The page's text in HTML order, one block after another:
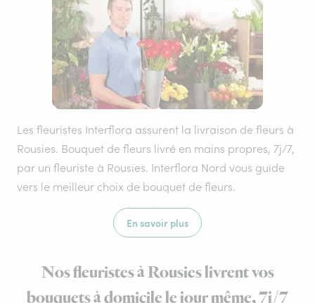
Les fleuristes Interflora assurent la livraison de fleurs à
Rousies. Bouquet de fleurs livré en mains propres, 7j/7,
par un fleuriste à Rousies. Interflora Nord vous guide
vers le meilleur choix de bouquet de fleurs.
En savoir plus
Nos fleuristes à Rousies livrent vos
bouquets à domicile le jour même, 7j/7